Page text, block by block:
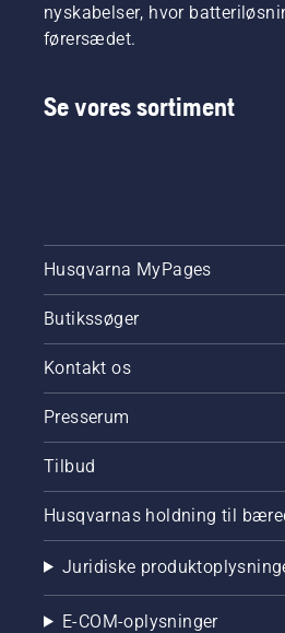
nyskabelser, hvor
førersædet.
Se vores sortiment
Husqvarna MyPages
Butikssøger
Kontakt os
Presserum
Tilbud
Husqvarnas holdning til
Juridiske
E-COM-oplysninger